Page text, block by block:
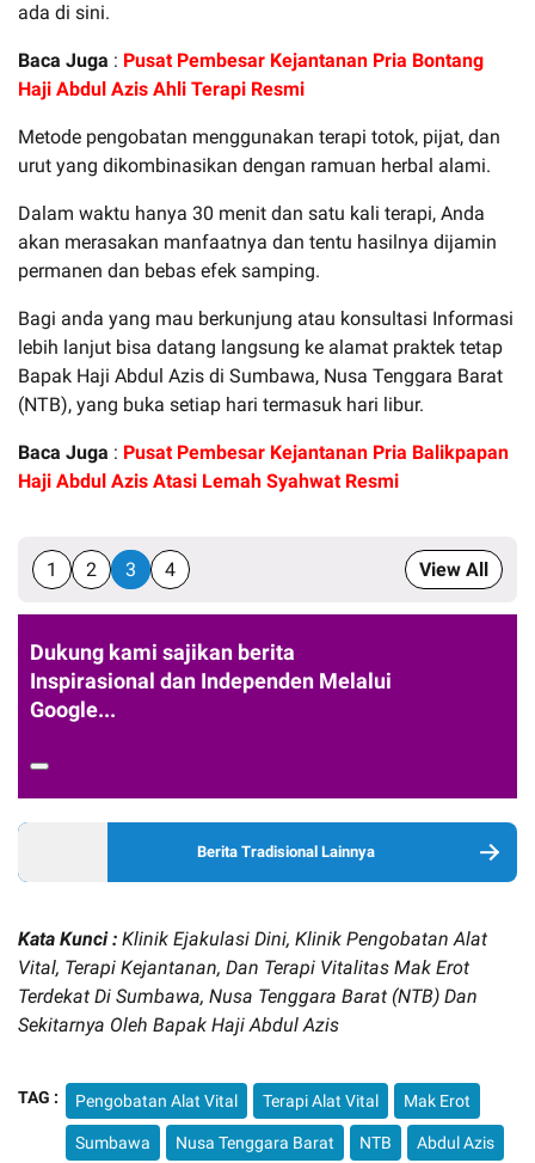
ada di sini.
Baca Juga : Pusat Pembesar Kejantanan Pria Bontang
Haji Abdul Azis Ahli Terapi Resmi
Metode pengobatan menggunakan terapi totok, pijat, dan
urut yang dikombinasikan dengan ramuan herbal alami.
Dalam waktu hanya 30 menit dan satu kali terapi, Anda
akan merasakan manfaatnya dan tentu hasilnya dijamin
permanen dan bebas efek samping.
Bagi anda yang mau berkunjung atau konsultasi Informasi
lebih lanjut bisa datang langsung ke alamat praktek tetap
Bapak Haji Abdul Azis di Sumbawa, Nusa Tenggara Barat
(NTB), yang buka setiap hari termasuk hari libur.
Baca Juga : Pusat Pembesar Kejantanan Pria Balikpapan
Haji Abdul Azis Atasi Lemah Syahwat Resmi
1 2 3 4 View All
Dukung kami sajikan berita
Inspirasional dan Independen Melalui
Google...
Berita Tradisional Lainnya
Kata Kunci : Klinik Ejakulasi Dini, Klinik Pengobatan Alat
Vital, Terapi Kejantanan, Dan Terapi Vitalitas Mak Erot
Terdekat Di Sumbawa, Nusa Tenggara Barat (NTB) Dan
Sekitarnya Oleh Bapak Haji Abdul Azis
TAG : Pengobatan Alat Vital Terapi Alat Vital Mak Erot
Sumbawa Nusa Tenggara Barat NTB Abdul Azis